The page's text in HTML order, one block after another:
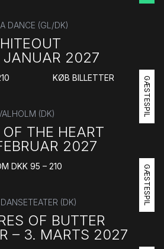
DANCE (GL/DK)
JANUAR 2027
GÆSTESPIL
KØB BILLETTER
(DK)
OF THE HEART
2027
GÆSTESPIL
DKK 95 – 210
(DK)
OF BUTTER
– 3. MARTS 2027